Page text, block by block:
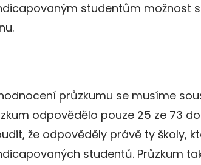
studentům možnost
průzkumu se musíme
odpovědělo pouze 25 ze 73
že odpověděly právě ty školy,
studentů. Průzkum